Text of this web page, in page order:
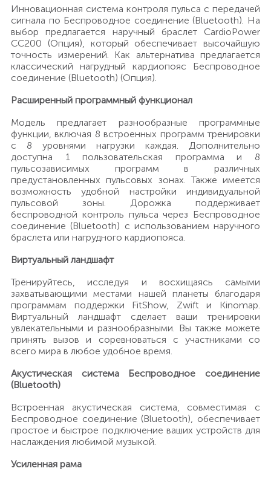
Инновационная система контроля пульса с передачей
сигнала по Беспроводное соединение (Bluetooth). На
выбор предлагается наручный браслет CardioPower
CC200 (Опция), который обеспечивает высочайшую
точность измерений. Как альтернатива предлагается
классический нагрудный кардиопояс Беспроводное
соединение (Bluetooth) (Опция).
Расширенный программный функционал
Модель предлагает разнообразные программные
функции, включая 8 встроенных программ тренировки
с 8 уровнями нагрузки каждая. Дополнительно
доступна 1 пользовательская программа и 8
пульсозависимых программ в различных
предустановленных пульсовых зонах. Также имеется
возможность удобной настройки индивидуальной
пульсовой зоны. Дорожка поддерживает
беспроводной контроль пульса через Беспроводное
соединение (Bluetooth) с использованием наручного
браслета или нагрудного кардиопояса.
Виртуальный ландшафт
Тренируйтесь, исследуя и восхищаясь самыми
захватывающими местами нашей планеты благодаря
программам поддержки FitShow, Zwift и Kinomap.
Виртуальный ландшафт сделает ваши тренировки
увлекательными и разнообразными. Вы также можете
принять вызов и соревноваться с участниками со
всего мира в любое удобное время.
Акустическая система Беспроводное соединение
(Bluetooth)
Встроенная акустическая система, совместимая с
Беспроводное соединение (Bluetooth), обеспечивает
простое и быстрое подключение ваших устройств для
наслаждения любимой музыкой.
Усиленная рама